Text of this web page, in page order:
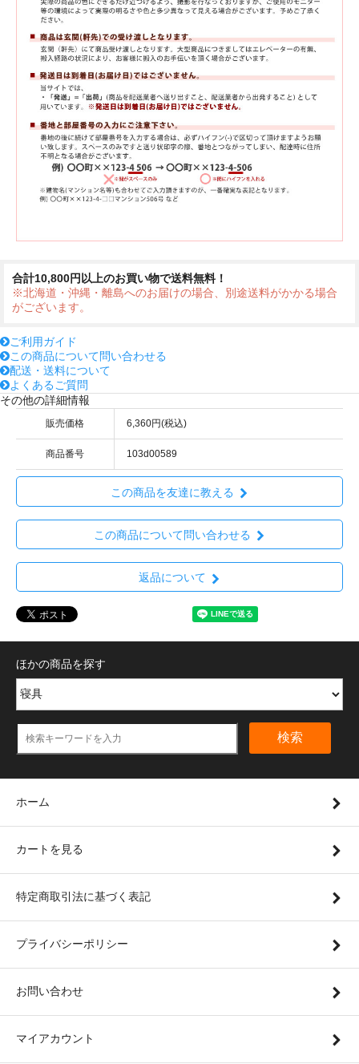
合計10,800円以上のお買い物で送料無料！
※北海道・沖縄・離島へのお届けの場合、別途送料がかかる場合
がございます。
ご利用ガイド
この商品について問い合わせる
配送・送料について
よくあるご質問
その他の詳細情報
販売価格 6,360円(税込)
商品番号 103d00589
この商品を友達に教える
この商品について問い合わせる
返品について
ほかの商品を探す
検索
ホーム
カートを見る
特定商取引法に基づく表記
プライバシーポリシー
お問い合わせ
マイアカウント